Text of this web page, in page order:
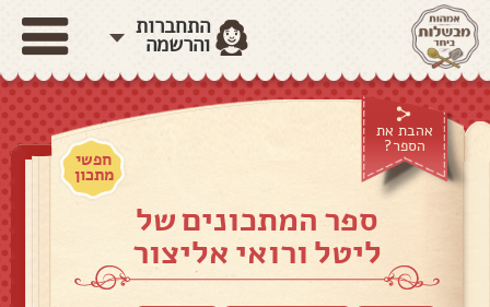
התחברות
והרשמה
אהבת את
הספר?
חפשי
מתכון
ספר המתכונים של
ליטל ורואי אליצור